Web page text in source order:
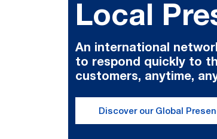
Local
An international
to respond quickly to
customers, anytime,
Discover our Global